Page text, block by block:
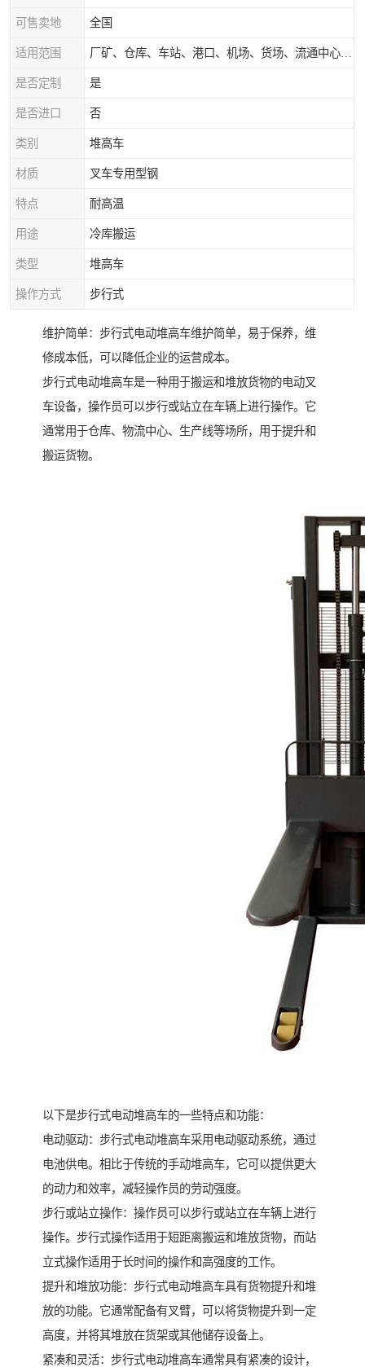
可售卖地 全国
适用范围
是否定制 是
是否进口 否
类别 堆高车
材质 叉车专用型钢
特点 耐高温
用途 冷库搬运
类型 堆高车
操作方式 步行式
维护简单：步行式电动堆高车维护简单，易于保养，维
修成本低，可以降低企业的运营成本。
步行式电动堆高车是一种用于搬运和堆放货物的电动叉
车设备，操作员可以步行或站立在车辆上进行操作。它
通常用于仓库、物流中心、生产线等场所，用于提升和
搬运货物。
以下是步行式电动堆高车的一些特点和功能：
电动驱动：步行式电动堆高车采用电动驱动系统，通过
电池供电。相比于传统的手动堆高车，它可以提供更大
的动力和效率，减轻操作员的劳动强度。
步行或站立操作：操作员可以步行或站立在车辆上进行
操作。步行式操作适用于短距离搬运和堆放货物，而站
立式操作适用于长时间的操作和高强度的工作。
提升和堆放功能：步行式电动堆高车具有货物提升和堆
放的功能。它通常配备有叉臂，可以将货物提升到一定
高度，并将其堆放在货架或其他储存设备上。
紧凑和灵活：步行式电动堆高车通常具有紧凑的设计，